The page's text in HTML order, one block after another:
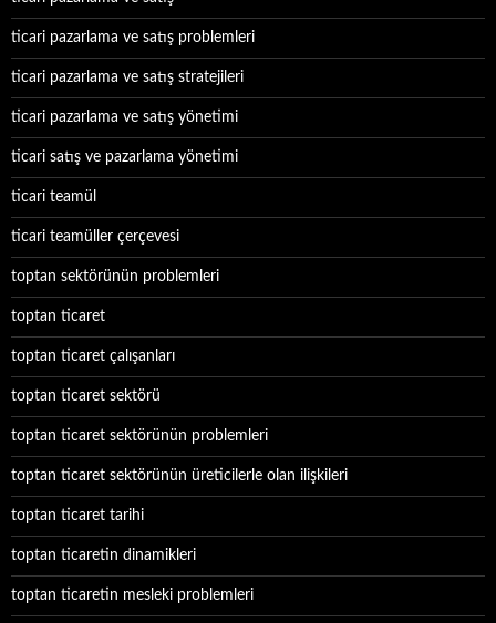
ticari pazarlama ve satış problemleri
ticari pazarlama ve satış stratejileri
ticari pazarlama ve satış yönetimi
ticari satış ve pazarlama yönetimi
ticari teamül
ticari teamüller çerçevesi
toptan sektörünün problemleri
toptan ticaret
toptan ticaret çalışanları
toptan ticaret sektörü
toptan ticaret sektörünün problemleri
toptan ticaret sektörünün üreticilerle olan ilişkileri
toptan ticaret tarihi
toptan ticaretin dinamikleri
toptan ticaretin mesleki problemleri